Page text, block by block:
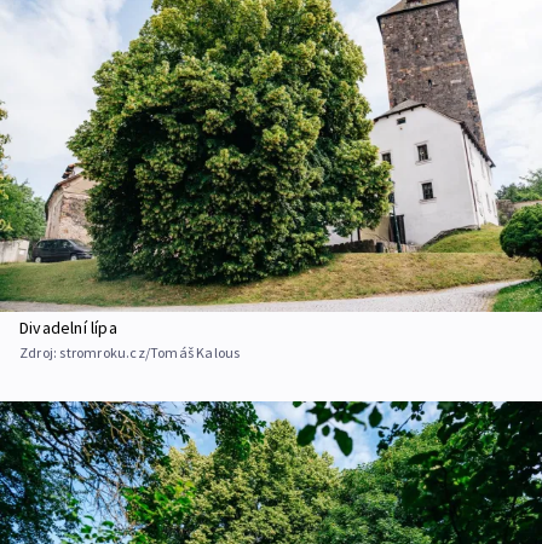
Divadelní lípa
Zdroj: stromroku.cz/Tomáš Kalous